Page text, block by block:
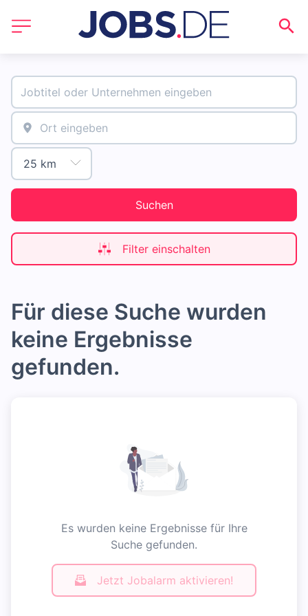
Suchen
Filter einschalten
Für diese Suche wurden
keine Ergebnisse
gefunden.
Es wurden keine Ergebnisse für Ihre
Suche gefunden.
Jetzt Jobalarm aktivieren!